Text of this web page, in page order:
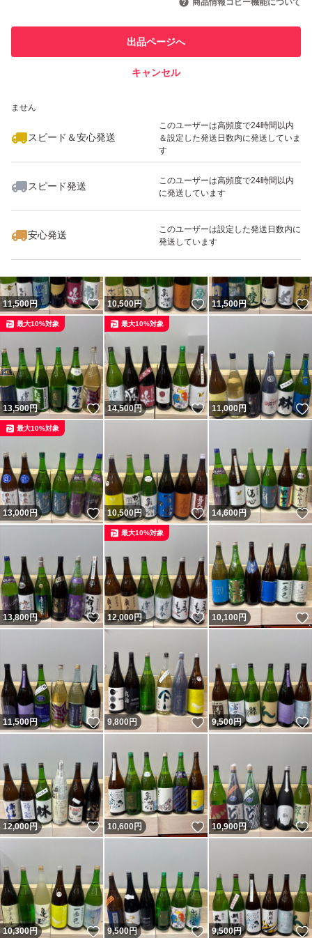
での取引実績があります
ません
スピード＆安心発送
このユーザーは高頻度で24時間以内
＆設定した発送日数内に発送していま
す
スピード発送
このユーザーは高頻度で24時間以内
に発送しています
安心発送
このユーザーは設定した発送日数内に
発送しています
商品情報コピー機能について
出品ページへ
キャンセル
いいね！
10,500
11,500円 いいね！
10,500円 いいね！
11,500円
13,500円 いいね！
最大10%対象
14,500円 いいね！
最大10%対象
11,000円
13,000円 いいね！
最大10%対象
10,500円 いいね！
14,600円
13,800円 いいね！
12,000円 いいね！
最大10%対象
10,100円
11,500円 いいね！
9,800円 いいね！
9,500円
12,000円 いいね！
10,600円 いいね！
10,900円
10,300円 いいね！
9,500円 いいね！
9,500円